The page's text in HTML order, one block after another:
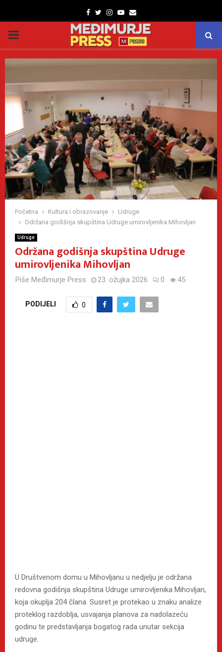
Facebook
TwitterInstagram
Youtube
Email
PRIMARY
MENU
Početna Kultura i obrazovanje
Udruge
Održana godišnja skupština Udruge umirovljenika Mihovljan
Udruge
Održana godišnja skupština Udruge
umirovljenika Mihovljan
Piše Međimurje Press 23. ožujka 2026 0 45
PODIJELI 0
U Društvenom domu u Mihovljanu u nedjelju je održana
redovna godišnja skupština Udruge umirovljenika Mihovljan,
koja okuplja 204 člana. Susret je protekao u znaku analize
proteklog razdoblja, usvajanja planova za nadolazeću
godinu te predstavljanja bogatog rada unutar sekcija
udruge.